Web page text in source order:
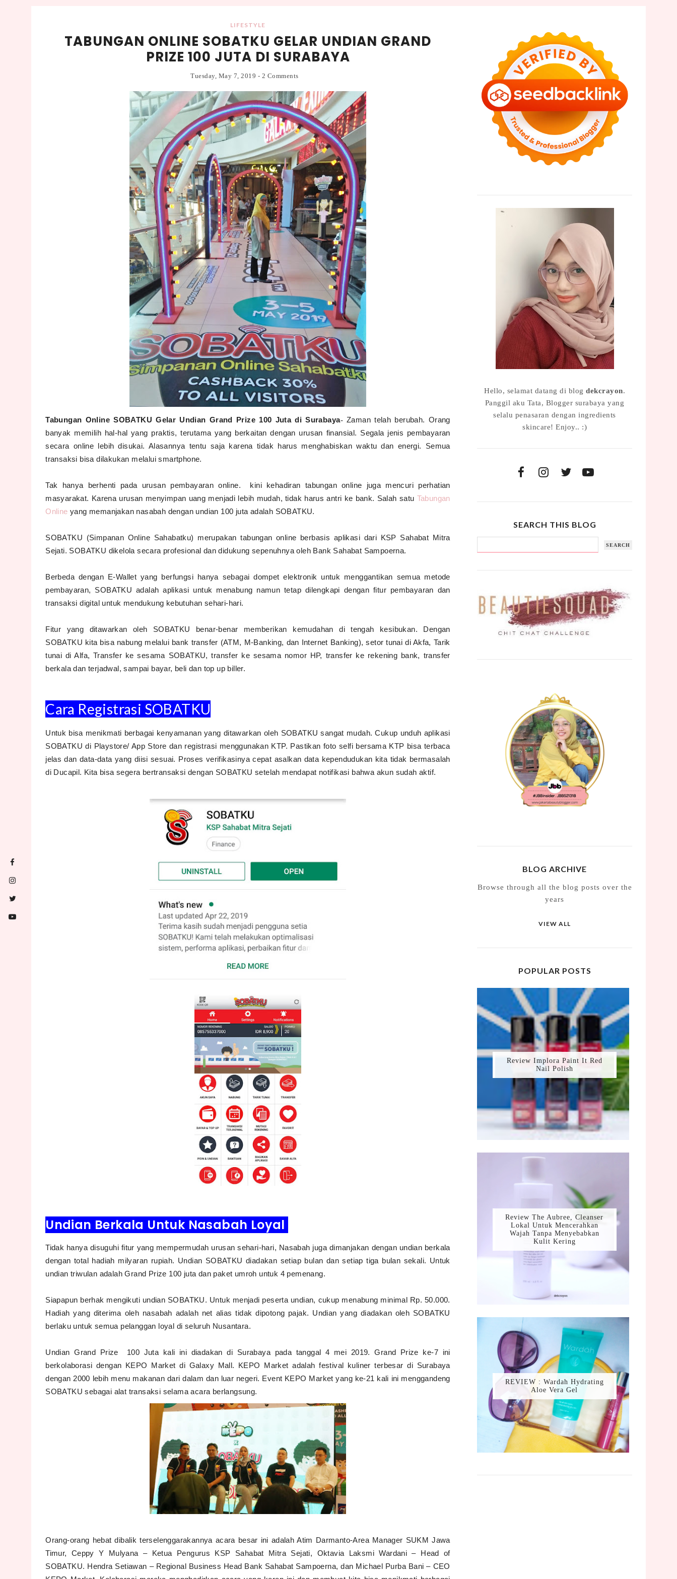
LIFESTYLE
TABUNGAN ONLINE SOBATKU GELAR UNDIAN GRAND
PRIZE 100 JUTA DI SURABAYA
Tuesday, May 7, 2019 - 2 Comments
Tabungan Online SOBATKU Gelar Undian Grand Prize 100 Juta di Surabaya-Zaman telah berubah. Orang
banyak memilih hal-hal yang praktis, terutama yang berkaitan dengan urusan finansial. Segala jenis pembayaran
secara online lebih disukai. Alasannya tentu saja karena tidak harus menghabiskan waktu dan energi. Semua
transaksi bisa dilakukan melalui smartphone.
Tak hanya berhenti pada urusan pembayaran online. kini kehadiran tabungan online juga mencuri perhatian
masyarakat. Karena urusan menyimpan uang menjadi lebih mudah, tidak harus antri ke bank. Salah satu Tabungan
Online yang memanjakan nasabah dengan undian 100 juta adalah SOBATKU.
SOBATKU (Simpanan Online Sahabatku) merupakan tabungan online berbasis aplikasi dari KSP Sahabat Mitra
Sejati. SOBATKU dikelola secara profesional dan didukung sepenuhnya oleh Bank Sahabat Sampoerna.
Berbeda dengan E-Wallet yang berfungsi hanya sebagai dompet elektronik untuk menggantikan semua metode
pembayaran, SOBATKU adalah aplikasi untuk menabung namun tetap dilengkapi dengan fitur pembayaran dan
transaksi digital untuk mendukung kebutuhan sehari-hari.
Fitur yang ditawarkan oleh SOBATKU benar-benar memberikan kemudahan di tengah kesibukan. Dengan
SOBATKU kita bisa nabung melalui bank transfer (ATM, M-Banking, dan Internet Banking), setor tunai di Akfa, Tarik
tunai di Alfa, Transfer ke sesama SOBATKU, transfer ke sesama nomor HP, transfer ke rekening bank, transfer
berkala dan terjadwal, sampai bayar, beli dan top up biller.
Cara Registrasi SOBATKU
Untuk bisa menikmati berbagai kenyamanan yang ditawarkan oleh SOBATKU sangat mudah. Cukup unduh aplikasi
SOBATKU di Playstore/ App Store dan registrasi menggunakan KTP. Pastikan foto selfi bersama KTP bisa terbaca
jelas dan data-data yang diisi sesuai. Proses verifikasinya cepat asalkan data kependudukan kita tidak bermasalah
di Ducapil. Kita bisa segera bertransaksi dengan SOBATKU setelah mendapat notifikasi bahwa akun sudah aktif.
Undian Berkala Untuk Nasabah Loyal
Tidak hanya disuguhi fitur yang mempermudah urusan sehari-hari, Nasabah juga dimanjakan dengan undian berkala
dengan total hadiah milyaran rupiah. Undian SOBATKU diadakan setiap bulan dan setiap tiga bulan sekali. Untuk
undian triwulan adalah Grand Prize 100 juta dan paket umroh untuk 4 pemenang.
Siapapun berhak mengikuti undian SOBATKU. Untuk menjadi peserta undian, cukup menabung minimal Rp. 50.000.
Hadiah yang diterima oleh nasabah adalah net alias tidak dipotong pajak. Undian yang diadakan oleh SOBATKU
berlaku untuk semua pelanggan loyal di seluruh Nusantara.
Undian Grand Prize 100 Juta kali ini diadakan di Surabaya pada tanggal 4 mei 2019. Grand Prize ke-7 ini
berkolaborasi dengan KEPO Market di Galaxy Mall. KEPO Market adalah festival kuliner terbesar di Surabaya
dengan 2000 lebih menu makanan dari dalam dan luar negeri. Event KEPO Market yang ke-21 kali ini menggandeng
SOBATKU sebagai alat transaksi selama acara berlangsung.
Orang-orang hebat dibalik terselenggarakannya acara besar ini adalah Atim Darmanto-Area Manager SUKM Jawa
Timur, Ceppy Y Mulyana – Ketua Pengurus KSP Sahabat Mitra Sejati, Oktavia Laksmi Wardani – Head of
SOBATKU. Hendra Setiawan – Regional Business Head Bank Sahabat Sampoerna, dan Michael Purba Bani – CEO
Hello, selamat datang di blog dekcrayon.
Panggil aku Tata, Blogger surabaya yang
selalu penasaran dengan ingredients
skincare! Enjoy.. :)
SEARCH THIS BLOG
BLOG ARCHIVE
Browse through all the blog posts over the
years
VIEW ALL
POPULAR POSTS
Review Implora Paint It Red
Nail Polish
Review The Aubree, Cleanser
Lokal Untuk Mencerahkan
Wajah Tanpa Menyebabkan
Kulit Kering
REVIEW : Wardah Hydrating
Aloe Vera Gel